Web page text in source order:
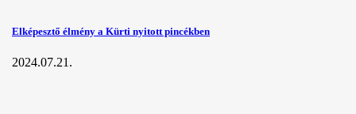
Elképesztő élmény a Kürti nyitott pincékben
2024.07.21.